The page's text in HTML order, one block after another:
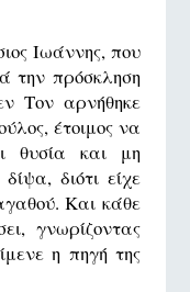
Ιωάννης, που
την πρόσκληση
Τον αρνήθηκε
έτοιμος να
θυσία και μη
διότι είχε
Και κάθε
γνωρίζοντας
η πηγή της